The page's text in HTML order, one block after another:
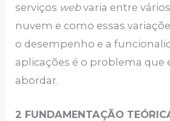
serviços webvaria entre
nuvem e como essas
o desempenho e a
aplicações é o problema que
abordar.
2 FUNDAMENTAÇÃO